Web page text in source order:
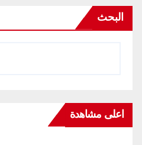
البحث
اعلى مشاهدة